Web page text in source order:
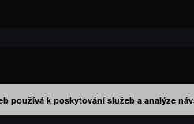
používá k poskytování služeb a analýze